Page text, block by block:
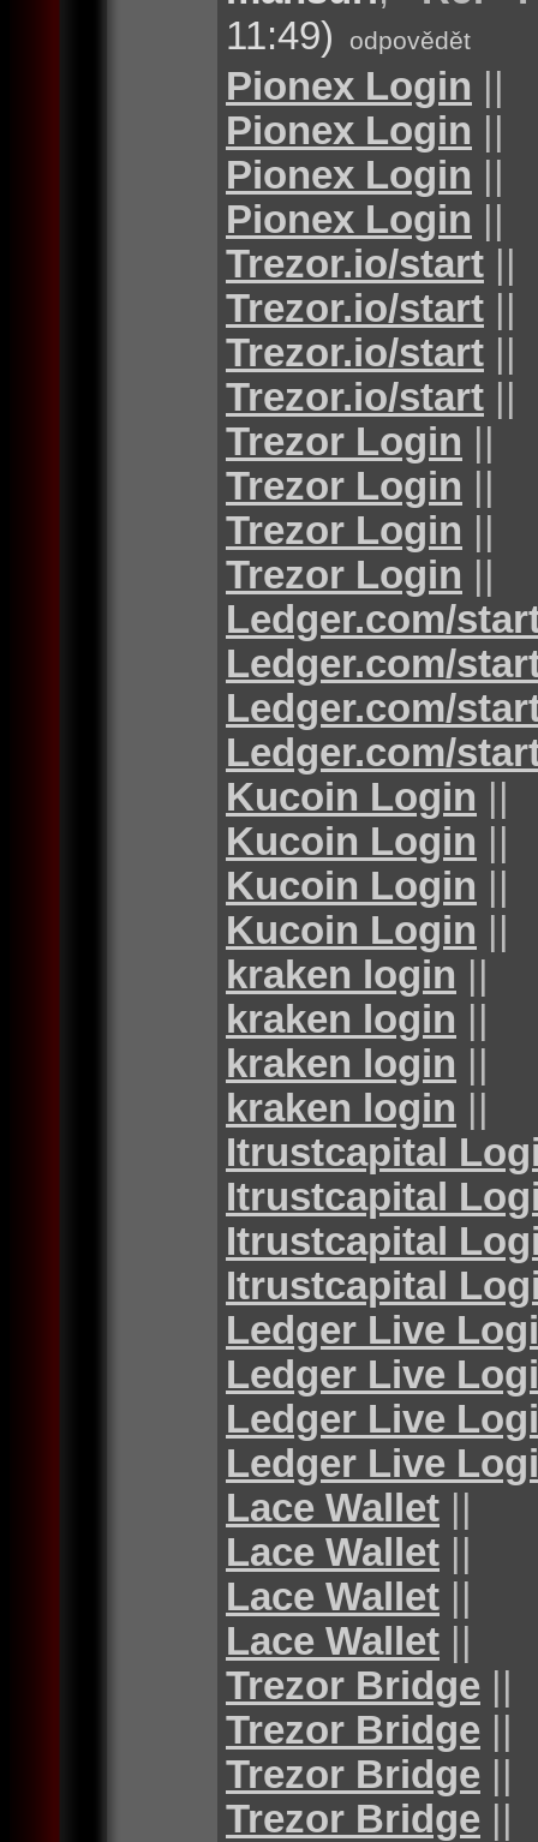
11:49)
odpovědět
Pionex Login ||
Pionex Login ||
Pionex Login ||
Pionex Login ||
Trezor.io/start ||
Trezor.io/start ||
Trezor.io/start ||
Trezor.io/start ||
Trezor Login ||
Trezor Login ||
Trezor Login ||
Trezor Login ||
Ledger.com/
Ledger.com/
Ledger.com/
Ledger.com/
Kucoin Login ||
Kucoin Login ||
Kucoin Login ||
Kucoin Login ||
kraken login ||
kraken login ||
kraken login ||
kraken login ||
Itrustcapital
Itrustcapital
Itrustcapital
Itrustcapital
Ledger Live
Ledger Live
Ledger Live
Ledger Live
Lace Wallet ||
Lace Wallet ||
Lace Wallet ||
Lace Wallet ||
Trezor Bridge ||
Trezor Bridge ||
Trezor Bridge ||
Trezor Bridge ||